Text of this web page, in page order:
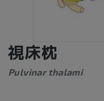
視床枕
Pulvinar thalami